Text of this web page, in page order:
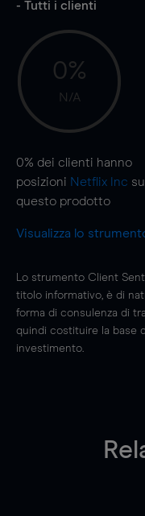
- Tutti i clienti
0%
N/A
0% dei clienti hanno
posizioni Netflix Inc su
questo prodotto
Visualizza lo
Lo strumento Client
titolo informativo, è di
forma di consulenza di
quindi costituire la base
investimento.